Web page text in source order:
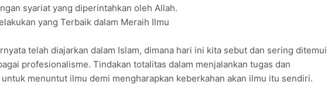
syariat yang diperintahkan oleh Allah.
yang Terbaik dalam Meraih Ilmu
telah diajarkan dalam Islam, dimana hari ini kita sebut dan sering ditemui
profesionalisme. Tindakan totalitas dalam menjalankan tugas dan
menuntut ilmu demi mengharapkan keberkahan akan ilmu itu sendiri.